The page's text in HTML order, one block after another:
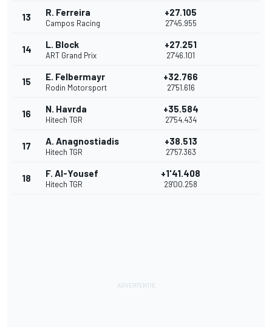
13 R. Ferreira
Campos Racing
+27.105
27'45.955
14 L. Block
ART Grand Prix
+27.251
27'46.101
15 E. Felbermayr
Rodin Motorsport
+32.766
27'51.616
16 N. Havrda
Hitech TGR
+35.584
27'54.434
17 A. Anagnostiadis
Hitech TGR
+38.513
27'57.363
18 F. Al-Yousef
Hitech TGR
+1'41.408
29'00.258